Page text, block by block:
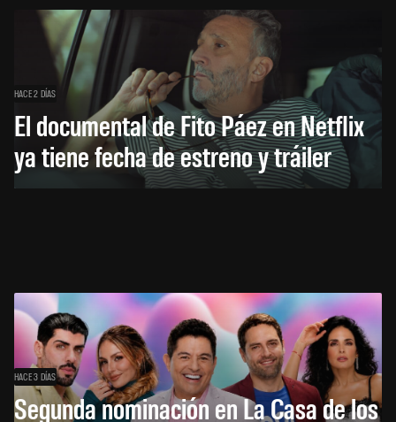
HACE 2 DÍAS
El documental de Fito Páez en Netflix
ya tiene fecha de estreno y tráiler
HACE 3 DÍAS
Segunda nominación en La Casa de los